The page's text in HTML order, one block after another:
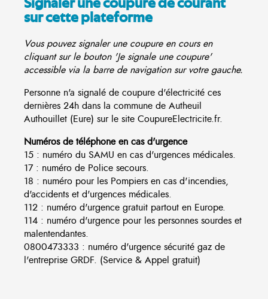
Signaler une coupure de courant
sur cette plateforme
Vous pouvez signaler une coupure en cours en
cliquant sur le bouton 'Je signale une coupure'
accessible via la barre de navigation sur votre gauche.
Personne n'a signalé de coupure d'électricité ces
dernières 24h dans la commune de Autheuil
Authouillet (Eure) sur le site CoupureElectricite.fr.
Numéros de téléphone en cas d'urgence
15 : numéro du SAMU en cas d'urgences médicales.
17 : numéro de Police secours.
18 : numéro pour les Pompiers en cas d'incendies,
d'accidents et d'urgences médicales.
112 : numéro d'urgence gratuit partout en Europe.
114 : numéro d'urgence pour les personnes sourdes et
malentendantes.
0800473333 : numéro d'urgence sécurité gaz de
l'entreprise GRDF. (Service & Appel gratuit)